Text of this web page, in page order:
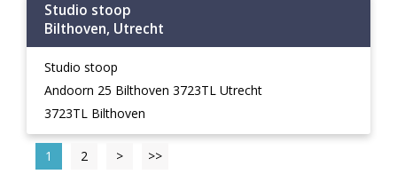
Studio stoop
Bilthoven, Utrecht
Studio stoop
Andoorn 25 Bilthoven 3723TL Utrecht
3723TL Bilthoven
1 2 > >>